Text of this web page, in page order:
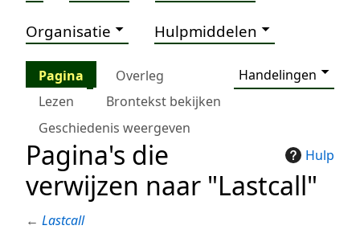
Organisatie Hulpmiddelen
Pagina Overleg
Handelingen
Lezen
Brontekst bekijken
Geschiedenis weergeven
Hulp
Pagina's die
verwijzen naar "Lastcall"
← Lastcall